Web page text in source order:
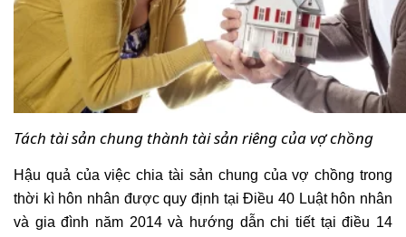
Tách tài sản chung thành tài sản riêng của vợ chồng
Hậu quả của việc chia tài sản chung của vợ chồng trong
thời kì hôn nhân được quy định tại Điều 40 Luật hôn nhân
và gia đình năm 2014 và hướng dẫn chi tiết tại điều 14